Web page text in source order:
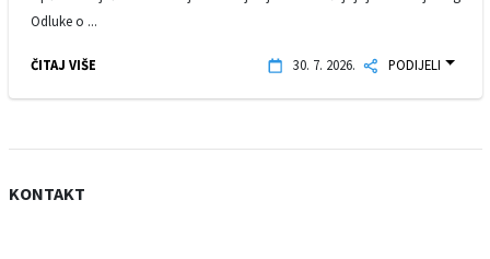
Odluke o ...
ČITAJ VIŠE 30. 7. 2026. PODIJELI
KONTAKT